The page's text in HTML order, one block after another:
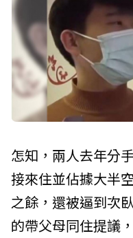
怎知，兩人去年分
接來住並佔據大半
之餘，還被逼到次
的帶父母同住提議